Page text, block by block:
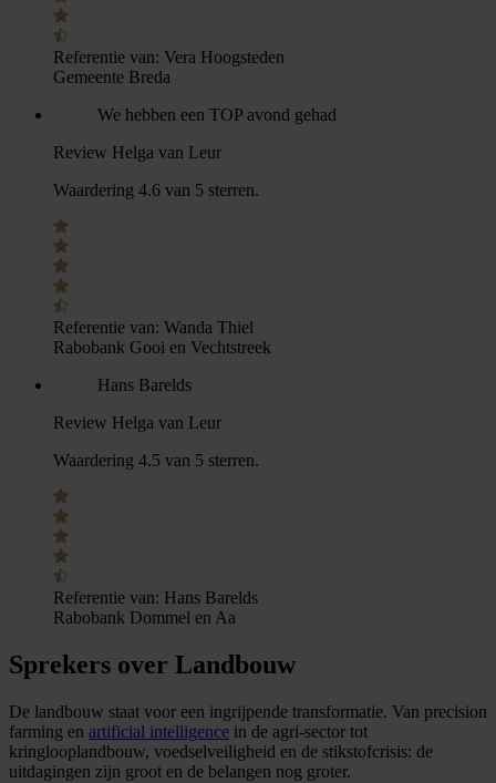
Referentie van: Vera Hoogsteden
Gemeente Breda
We hebben een TOP avond gehad
Review Helga van Leur
Waardering 4.6 van 5 sterren.
Referentie van: Wanda Thiel
Rabobank Gooi en Vechtstreek
Hans Barelds
Review Helga van Leur
Waardering 4.5 van 5 sterren.
Referentie van: Hans Barelds
Rabobank Dommel en Aa
Sprekers over Landbouw
De landbouw staat voor een ingrijpende transformatie. Van precision
farming en artificial intelligence in de agri-sector tot
kringlooplandbouw, voedselveiligheid en de stikstofcrisis: de
uitdagingen zijn groot en de belangen nog groter.